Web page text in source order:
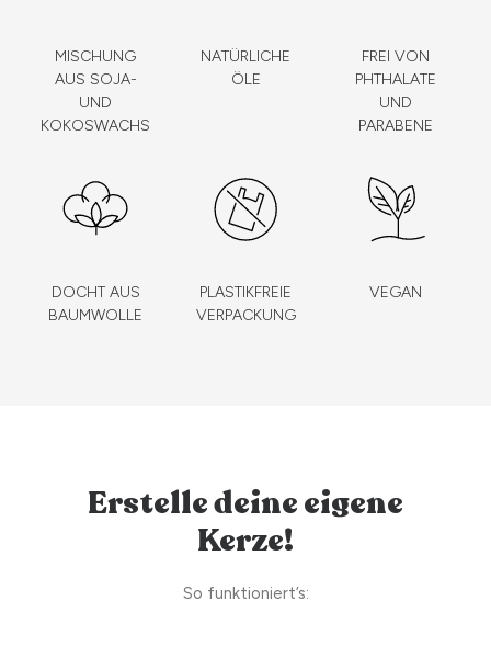
MISCHUNG
AUS SOJA-
UND
KOKOSWACHS
NATÜRLICHE
ÖLE
FREI VON
PHTHALATE
UND
PARABENE
DOCHT AUS
BAUMWOLLE
PLASTIKFREIE
VERPACKUNG
VEGAN
Erstelle deine eigene
Kerze!
So funktioniert’s: